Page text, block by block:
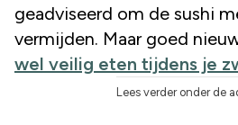
geadviseerd om de sushi
vermijden. Maar goed
wel veilig eten tijdens je
Lees verder onder de